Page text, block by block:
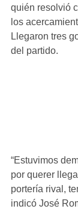
quién resolvió
los
Llegaron tres
del partido.
“Estuvimos
por querer
portería rival,
indicó José